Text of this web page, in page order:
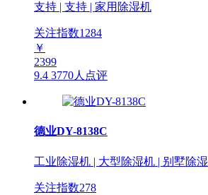
支持 | 支持 | 家用除湿机
关注指数1284
￥
2399
9.4 3770人点评
德业DY-8138C
工业除湿机 | 大型除湿机 | 别墅除湿
关注指数278